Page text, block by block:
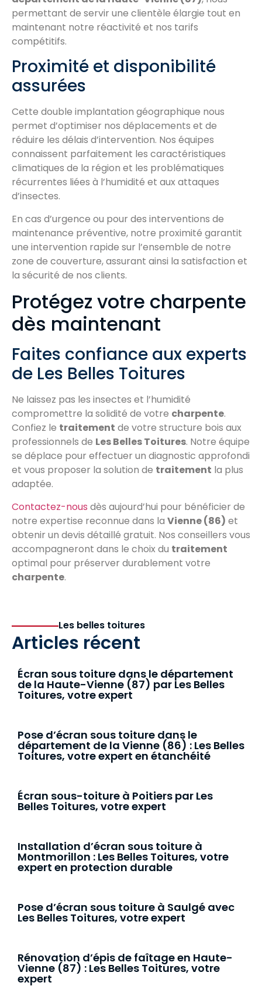
permettant de servir une clientèle élargie tout en
maintenant notre réactivité et nos tarifs
compétitifs.
Proximité et disponibilité
assurées
Cette double implantation géographique nous
permet d’optimiser nos déplacements et de
réduire les délais d’intervention. Nos équipes
connaissent parfaitement les caractéristiques
climatiques de la région et les problématiques
récurrentes liées à l’humidité et aux attaques
d’insectes.
En cas d’urgence ou pour des interventions de
maintenance préventive, notre proximité garantit
une intervention rapide sur l’ensemble de notre
zone de couverture, assurant ainsi la satisfaction et
la sécurité de nos clients.
Protégez votre charpente
dès maintenant
Faites confiance aux experts
de Les Belles Toitures
Ne laissez pas les insectes et l’humidité
compromettre la solidité de votre charpente.
Confiez le traitement de votre structure bois aux
professionnels de Les Belles Toitures. Notre équipe
se déplace pour effectuer un diagnostic approfondi
et vous proposer la solution de traitement la plus
adaptée.
Contactez-nous dès aujourd’hui pour bénéficier de
notre expertise reconnue dans la Vienne (86) et
obtenir un devis détaillé gratuit. Nos conseillers vous
accompagneront dans le choix du traitement
optimal pour préserver durablement votre
charpente.
Les belles toitures
Articles récent
Écran sous toiture dans le département
de la Haute-Vienne (87) par Les Belles
Toitures, votre expert
Pose d’écran sous toiture dans le
département de la Vienne (86) : Les Belles
Toitures, votre expert en étanchéité
Écran sous-toiture à Poitiers par Les
Belles Toitures, votre expert
Installation d’écran sous toiture à
Montmorillon : Les Belles Toitures, votre
expert en protection durable
Pose d’écran sous toiture à Saulgé avec
Les Belles Toitures, votre expert
Rénovation d’épis de faîtage en Haute-
Vienne (87) : Les Belles Toitures, votre
expert